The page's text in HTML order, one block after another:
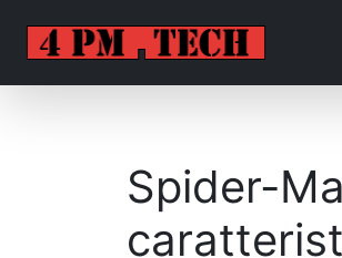
Spider-